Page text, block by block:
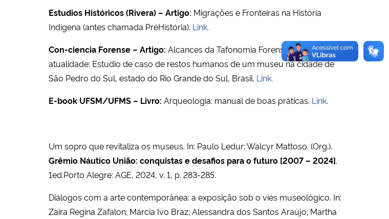
Estudios Históricos (Rivera) – Artigo: Migrações e Fronteiras na História
Indígena (antes chamada PréHistória). Link.
Con-ciencia Forense – Artigo: Alcances da Tafonomia Forense na
atualidade: Estudio de caso de restos humanos de um museu na cidade de
São Pedro do Sul, estado do Rio Grande do Sul, Brasil. Link.
E-book UFSM/UFMS – Livro: Arqueologia: manual de boas práticas. Link.
Um sopro que revitaliza os museus. In: Paulo Ledur; Walcyr Mattoso. (Org.).
Grêmio Náutico União: conquistas e desafios para o futuro [2007 – 2024].
1ed.Porto Alegre: AGE, 2024, v. 1, p. 283-285.
Diálogos com a arte contemporânea: a exposição sob o viés museológico. In:
Zaira Regina Zafalon; Márcia Ivo Braz; Alessandra dos Santos Araújo; Martha